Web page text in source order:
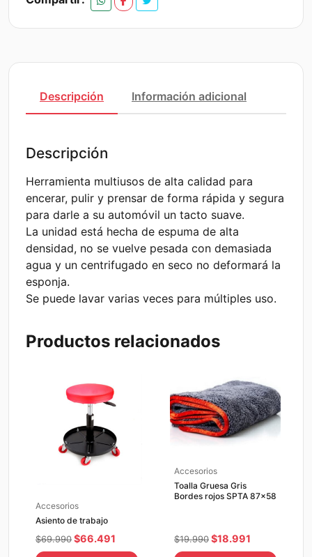
Descripción Información adicional
Descripción
Herramienta multiusos de alta calidad para
encerar, pulir y prensar de forma rápida y segura
para darle a su automóvil un tacto suave.
La unidad está hecha de espuma de alta
densidad, no se vuelve pesada con demasiada
agua y un centrifugado en seco no deformará la
esponja.
Se puede lavar varias veces para múltiples uso.
Productos relacionados
Accesorios
Asiento de trabajo
$69.990 El
precio
$66.491
precio
Accesorios
Toalla Gruesa Gris
Bordes rojos SPTA 87×58
$19.990 El
precio
$18.991
precio